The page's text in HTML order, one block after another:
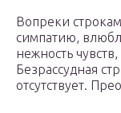
Вопреки
симпатию,
нежность
Безрассудная
отсутствует.